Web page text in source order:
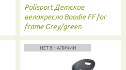
Polisport Детское
велокресло Boodie FF for
frame Grey/green
8630400027
НЕТ В НАЛИЧИИ